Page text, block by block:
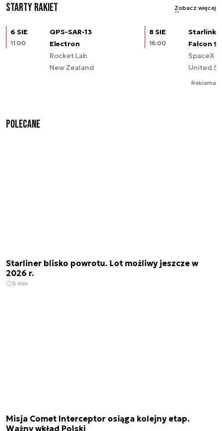
Starty rakiet Zobacz więcej
6 SIE
11:00
QPS-SAR-13
Electron
Rocket Lab
New Zealand
8 SIE
16:00
Starlink
Falcon 9
SpaceX
United
Reklama
Polecane
Starliner blisko powrotu. Lot możliwy jeszcze w
2026 r.
3 min.
Misja Comet Interceptor osiąga kolejny etap.
Ważny wkład Polski